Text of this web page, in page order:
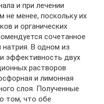
и при лечении
не менее, поскольку их
и органических
сочетанное
натрия. В одном из
эффективность двух
растворов
и лимонная
слоя. Полученные
том, что обе